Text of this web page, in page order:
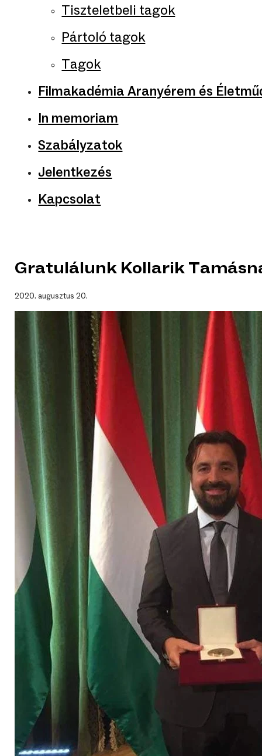
Tiszteletbeli tagok
Pártoló tagok
Tagok
Filmakadémia Aranyérem és
In memoriam
Szabályzatok
Jelentkezés
Kapcsolat
Gratulálunk Kollarik
2020. augusztus 20.